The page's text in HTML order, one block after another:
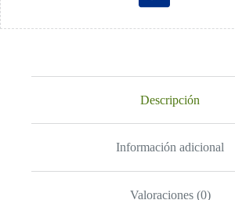
Descripción
Información adicional
Valoraciones (0)